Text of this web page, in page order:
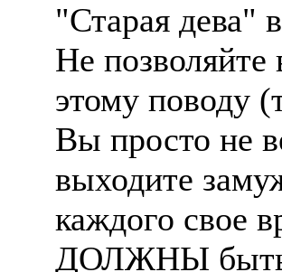
"Старая дева"
Не позволяйте
этому поводу
Вы просто не
выходите
каждого свое
ДОЛЖНЫ